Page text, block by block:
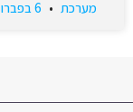
מערכת